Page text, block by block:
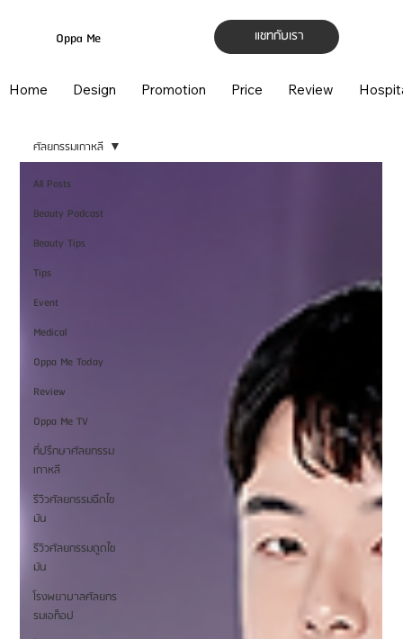
แชทกับเรา
Oppa Me
Home Design Promotion Price Review
All Posts
Beauty Podcast
Beauty Tips
Tips
Event
Medical
Oppa Me Today
Review
Oppa Me TV
ที่ปรึกษาศัลยกรรม
เกาหลี
รีวิวศัลยกรรมฉีดไข
มัน
รีวิวศัลยกรรมดูดไข
มัน
โรงพยาบาลศัลยกร
รมเอท็อป
ศัลยกรรมเกาหลี